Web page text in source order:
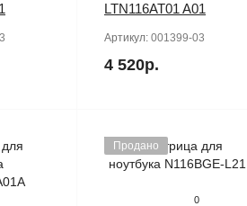
LTN116AT01 A01
Артикул: 001399-03
4 520р.
Продано
0